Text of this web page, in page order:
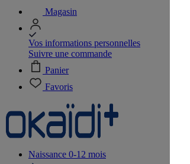
Magasin
Vos informations personnelles
Suivre une commande
Panier
Favoris
Naissance 0-12 mois